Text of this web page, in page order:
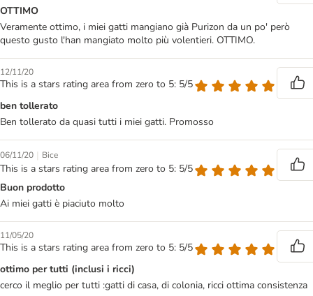
OTTIMO
Veramente ottimo, i miei gatti mangiano già Purizon da un po' però
questo gusto l'han mangiato molto più volentieri. OTTIMO.
12/11/20
This is a stars rating area from zero to 5: 5/5
ben tollerato
Ben tollerato da quasi tutti i miei gatti. Promosso
06/11/20 | Bice
This is a stars rating area from zero to 5: 5/5
Buon prodotto
Ai miei gatti è piaciuto molto
11/05/20
This is a stars rating area from zero to 5: 5/5
ottimo per tutti (inclusi i ricci)
cerco il meglio per tutti :gatti di casa, di colonia, ricci ottima consistenza